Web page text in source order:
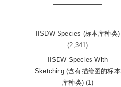
IISDW Species (标本库种类)
(2,341)
IISDW Species With
Sketching (含有描绘图的标本
库种类) (1)